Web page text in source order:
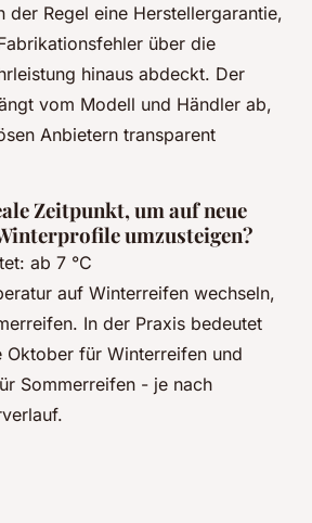
der Regel eine Herstellergarantie,
über die
hinaus abdeckt. Der
vom Modell und Händler ab,
Anbietern transparent
Zeitpunkt, um auf neue
umzusteigen?
ab 7 °C
auf Winterreifen wechseln,
In der Praxis bedeutet
Oktober für Winterreifen und
Sommerreifen - je nach